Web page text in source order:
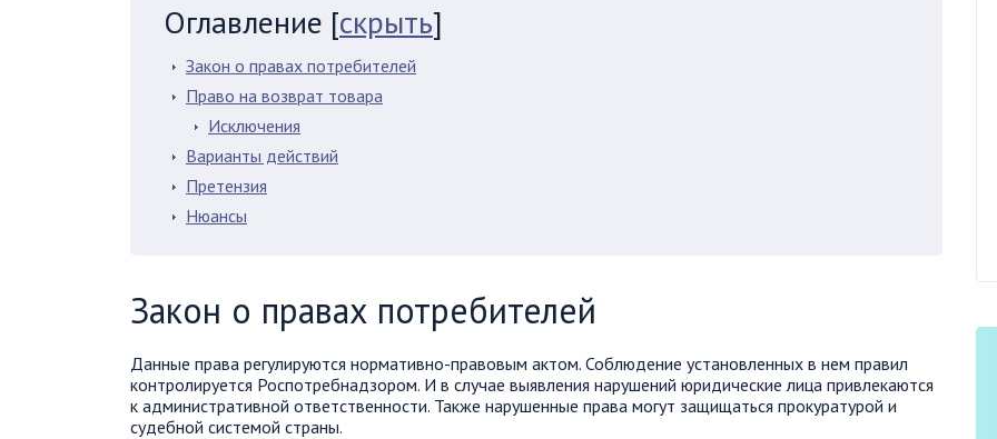
Оглавление [скрыть]
Закон о правах потребителей
Право на возврат товара
Исключения
Варианты действий
Претензия
Нюансы
Закон о правах потребителей
Данные права регулируются нормативно-правовым актом. Соблюдение установленных в нем правил
контролируется Роспотребнадзором. И в случае выявления нарушений юридические лица привлекаются
к административной ответственности. Также нарушенные права могут защищаться прокуратурой и
судебной системой страны.